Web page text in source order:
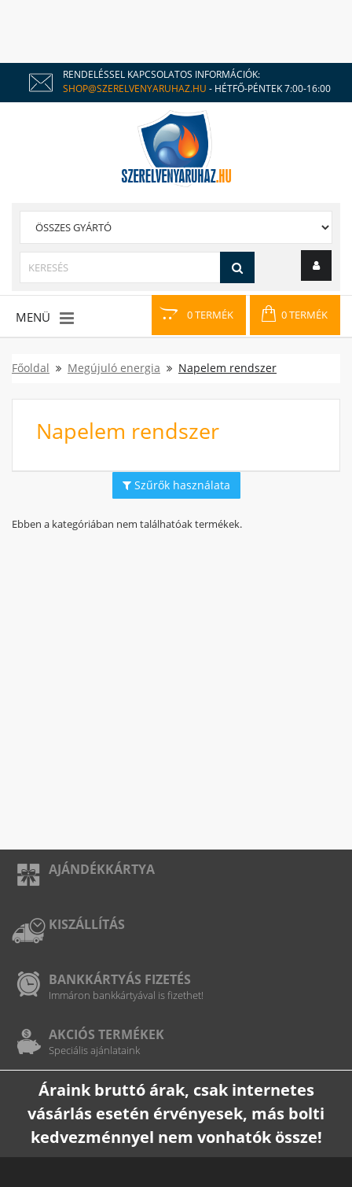
RENDELÉSSEL KAPCSOLATOS INFORMÁCIÓK:
SHOP@SZERELVENYARUHAZ.HU - HÉTFŐ-PÉNTEK 7:00-16:00
0 TERMÉK 0 TERMÉK
MENÜ
Főoldal Megújuló energia Napelem rendszer
Napelem rendszer
Szűrők használata
Ebben a kategóriában nem találhatóak termékek.
AJÁNDÉKKÁRTYA
KISZÁLLÍTÁS
BANKKÁRTYÁS FIZETÉS
Immáron bankkártyával is fizethet!
AKCIÓS TERMÉKEK
Speciális ajánlataink
Áraink bruttó árak, csak internetes
vásárlás esetén érvényesek, más bolti
kedvezménnyel nem vonhatók össze!